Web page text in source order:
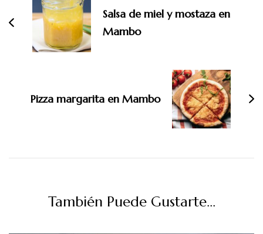
entradas
Salsa de miel y mostaza en
Mambo
Pizza margarita en Mambo
También Puede Gustarte...